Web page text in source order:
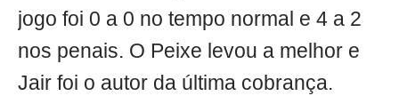
jogo foi 0 a 0 no tempo normal e 4 a 2
nos penais. O Peixe levou a melhor e
Jair foi o autor da última cobrança.